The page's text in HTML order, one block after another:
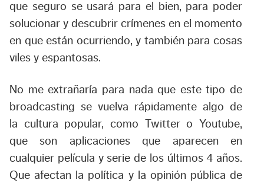
que seguro se usará para el bien, para poder
solucionar y descubrir crímenes en el momento
en que están ocurriendo, y también para cosas
viles y espantosas.
No me extrañaría para nada que este tipo de
broadcasting se vuelva rápidamente algo de
la cultura popular, como Twitter o Youtube,
que son aplicaciones que aparecen en
cualquier película y serie de los últimos 4 años.
Que afectan la política y la opinión pública de